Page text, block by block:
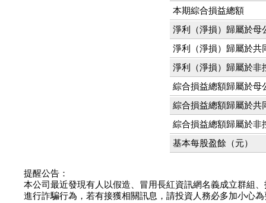
會決議日起兩日內應申
報相關資
格斯科技*:公告更正
本期綜合損益總額
淨利（淨損）歸屬於母
淨利（淨損）歸屬於共
淨利（淨損）歸屬於非
綜合損益總額歸屬於母
綜合損益總額歸屬於共
綜合損益總額歸屬於非
基本每股盈餘（元）
提醒公告：
本公司最近發現有人以假造、冒用長紅資訊網名義成立群組
進行詐騙行為，若有接獲相關訊息，請投資人務必多加小心